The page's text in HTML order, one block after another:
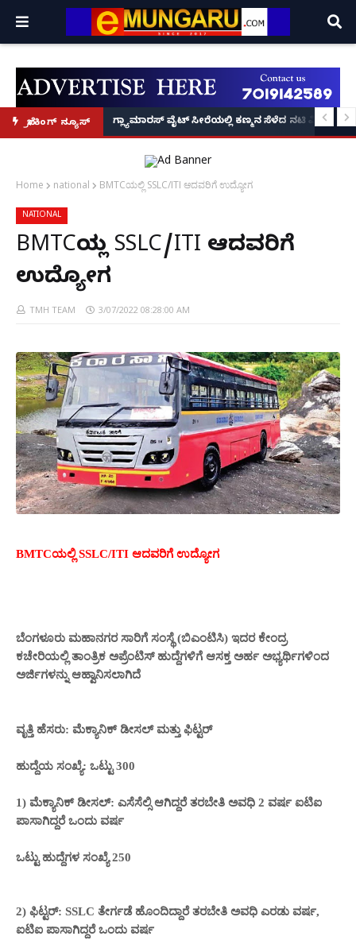
ಬ್ರೇಕಿಂಗ್ ನ್ಯೂಸ್
ಎ10 ವಿನಯ್' ಅರ್ಜಿ!
ಅಧ್ಯಕ್ಷಡೇವಿಡ್ ಡಿಸೋಜಾ ಬರ್ಬರ ಹತ್ಯೆ
ಗ್ಲ್ಯಾಮಾರಸ್ ವೈಟ್‌ ಸೀರೆಯಲ್ಲಿ ಕಣ್ಮನ ಸೆಳೆದ ನಟಿ ವಿಷ್ಣು
Home national BMTCಯಲ್ಲಿ SSLC/ITI ಆದವರಿಗೆ ಉದ್ಯೋಗ
NATIONAL
BMTCಯಲ್ಲಿ SSLC/ITI ಆದವರಿಗೆ
ಉದ್ಯೋಗ
TMH TEAM 3/07/2022 08:28:00 AM
BMTCಯಲ್ಲಿ SSLC/ITI ಆದವರಿಗೆ ಉದ್ಯೋಗ
ಬೆಂಗಳೂರು ಮಹಾನಗರ ಸಾರಿಗೆ ಸಂಸ್ಥೆ (ಬಿಎಂಟಿಸಿ) ಇದರ ಕೇಂದ್ರ
ಕಚೇರಿಯಲ್ಲಿ ತಾಂತ್ರಿಕ ಅಪ್ರೆಂಟಿಸ್ ಹುದ್ದೆಗಳಿಗೆ ಆಸಕ್ತ ಅರ್ಹ ಅಭ್ಯರ್ಥಿಗಳಿಂದ
ಅರ್ಜಿಗಳನ್ನು ಆಹ್ವಾನಿಸಲಾಗಿದೆ
ವೃತ್ತಿ ಹೆಸರು: ಮೆಕ್ಯಾನಿಕ್ ಡೀಸಲ್ ಮತ್ತು ಫಿಟ್ಟರ್
ಹುದ್ದೆಯ ಸಂಖ್ಯೆ: ಒಟ್ಟು 300
1) ಮೆಕ್ಯಾನಿಕ್ ಡೀಸಲ್: ಎಸೆಸೆಲ್ಸಿ ಆಗಿದ್ದರೆ ತರಬೇತಿ ಅವಧಿ 2 ವರ್ಷ ಐಟಿಐ
ಪಾಸಾಗಿದ್ದರೆ ಒಂದು ವರ್ಷ
ಒಟ್ಟು ಹುದ್ದೆಗಳ ಸಂಖ್ಯೆ 250
2) ಫಿಟ್ಟರ್: SSLC ತೇರ್ಗಡೆ ಹೊಂದಿದ್ದಾರೆತರಬೇತಿ ಅವಧಿ ಎರಡು ವರ್ಷ,
ಐಟಿಐ ಪಾಸಾಗಿದ್ದರೆ ಒಂದು ವರ್ಷ